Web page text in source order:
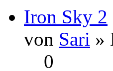
Iron Sky 2
von Sari »
0